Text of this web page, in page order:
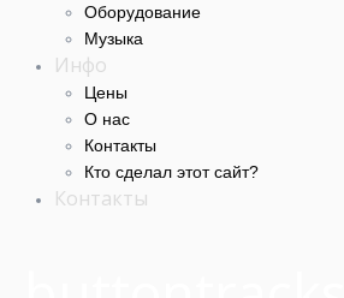
Оборудование
Музыка
Инфо
Цены
О нас
Контакты
Кто сделал этот cайт?
Контакты